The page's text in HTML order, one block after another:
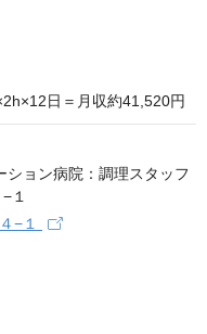
日＝月収約41,520円
−１